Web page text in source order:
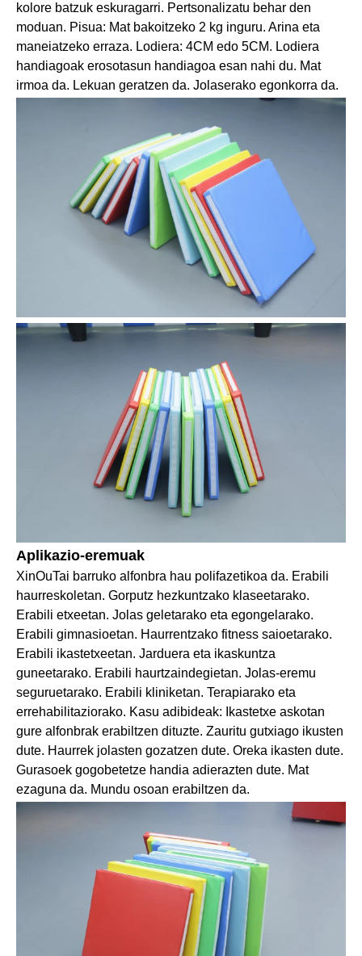
kolore batzuk eskuragarri. Pertsonalizatu behar den
moduan. Pisua: Mat bakoitzeko 2 kg inguru. Arina eta
maneiatzeko erraza. Lodiera: 4CM edo 5CM. Lodiera
handiagoak erosotasun handiagoa esan nahi du. Mat
irmoa da. Lekuan geratzen da. Jolaserako egonkorra da.
Aplikazio-eremuak
XinOuTai barruko alfonbra hau polifazetikoa da. Erabili
haurreskoletan. Gorputz hezkuntzako klaseetarako.
Erabili etxeetan. Jolas geletarako eta egongelarako.
Erabili gimnasioetan. Haurrentzako fitness saioetarako.
Erabili ikastetxeetan. Jarduera eta ikaskuntza
guneetarako. Erabili haurtzaindegietan. Jolas-eremu
seguruetarako. Erabili kliniketan. Terapiarako eta
errehabilitaziorako. Kasu adibideak: Ikastetxe askotan
gure alfonbrak erabiltzen dituzte. Zauritu gutxiago ikusten
dute. Haurrek jolasten gozatzen dute. Oreka ikasten dute.
Gurasoek gogobetetze handia adierazten dute. Mat
ezaguna da. Mundu osoan erabiltzen da.